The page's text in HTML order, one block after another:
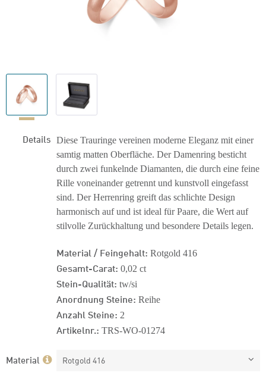
Details Diese Trauringe vereinen moderne Eleganz mit einer
samtig matten Oberfläche. Der Damenring besticht
durch zwei funkelnde Diamanten, die durch eine feine
Rille voneinander getrennt und kunstvoll eingefasst
sind. Der Herrenring greift das schlichte Design
harmonisch auf und ist ideal für Paare, die Wert auf
stilvolle Zurückhaltung und besondere Details legen.
Material / Feingehalt: Rotgold 416
Gesamt-Carat: 0,02 ct
Stein-Qualität: tw/si
Anordnung Steine: Reihe
Anzahl Steine: 2
Artikelnr.: TRS-WO-01274
Material Rotgold 416